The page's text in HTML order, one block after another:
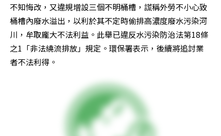
不知悔改，又違規增設三個不明桶槽，謊稱外勞不小心致
桶槽內廢水溢出，以利於其不定時偷排高濃度廢水污染河
川，牟取龐大不法利益。此舉已違反水污染防治法第18條
之1「非法繞流排放」規定。環保署表示，後續將追討業
者不法利得。